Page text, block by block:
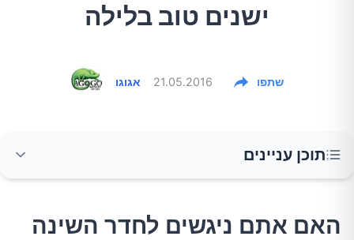
ישנים טוב בלילה
אגוגו 21.05.2016 שתפו
תוכן עניינים
ונאבקים על הירדמות שעות על גבי שעות? האם
האם אתם ניגשים לחדר השינה